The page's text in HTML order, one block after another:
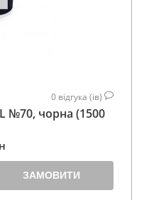
0 відгука (ів)
№70, чорна (1500
ЗАМОВИТИ